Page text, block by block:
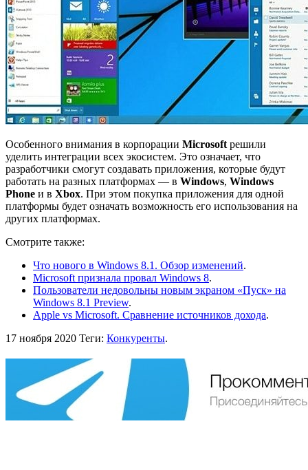
Особенного внимания в корпорации Microsoft решили
уделить интеграции всех экосистем. Это означает, что
разработчики смогут создавать приложения, которые будут
работать на разных платформах — в Windows, Windows
Phone и в Xbox. При этом покупка приложения для одной
платформы будет означать возможность его использования на
других платформах.
Смотрите также:
Что нового в Windows 8.1. Обзор изменений.
Microsoft признала провал Windows 8.
Пользователи недовольны новым экраном «Пуск» на
Windows 8.1 Preview.
Apple vs Microsoft. Сравнение источников дохода.
17 ноября 2020 Теги: Конкуренты.